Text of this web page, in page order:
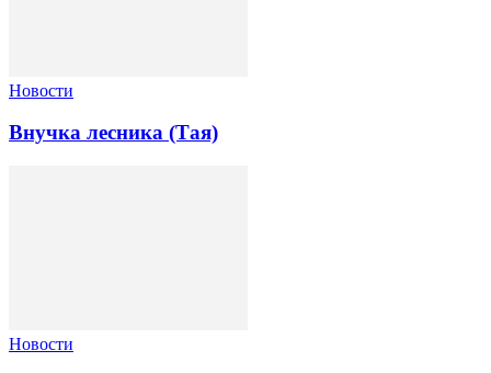
Новости
Внучка лесника (Тая)
Новости